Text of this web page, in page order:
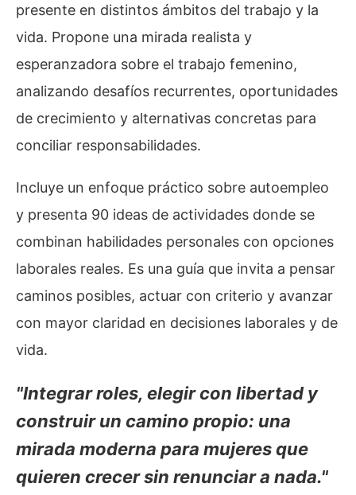
presente en distintos ámbitos del trabajo y la
vida. Propone una mirada realista y
esperanzadora sobre el trabajo femenino,
analizando desafíos recurrentes, oportunidades
de crecimiento y alternativas concretas para
conciliar responsabilidades.
Incluye un enfoque práctico sobre autoempleo
y presenta 90 ideas de actividades donde se
combinan habilidades personales con opciones
laborales reales. Es una guía que invita a pensar
caminos posibles, actuar con criterio y avanzar
con mayor claridad en decisiones laborales y de
vida.
"Integrar roles, elegir con libertad y
construir un camino propio: una
mirada moderna para mujeres que
quieren crecer sin renunciar a nada."